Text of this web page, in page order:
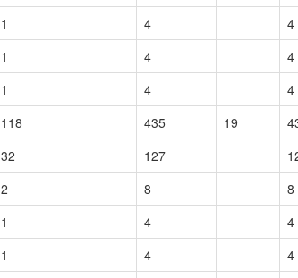
1 4
4
1 4
4
1 4
4
118 435 19
32 127
2 8
8
1 4
4
1 4
4